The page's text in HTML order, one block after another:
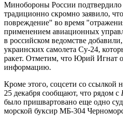
Минобороны России подтвердило
традиционно скромно заявило, что
повреждение" во время
применением авиационных
в российском ведомстве
украинских самолета Су-24,
ракет. Отметим, что Юрий Игнат
информацию.
Кроме этого, соцсети со ссылкой
25 декабря сообщают, что рядом с
было пришвартовано еще одно
морской буксир МБ-304